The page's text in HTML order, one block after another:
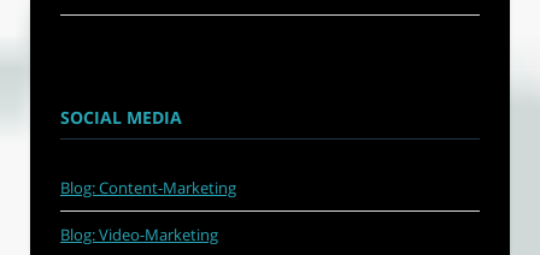
SOCIAL MEDIA
Blog: Content-Marketing
Blog: Video-Marketing